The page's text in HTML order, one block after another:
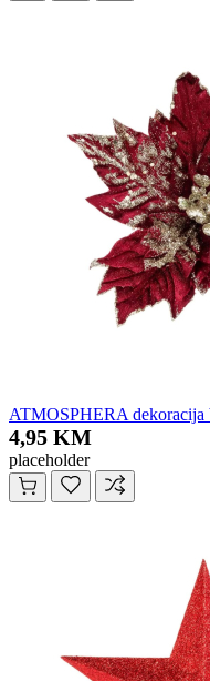
ATMOSPHERA dekoracija
4,95 KM
placeholder